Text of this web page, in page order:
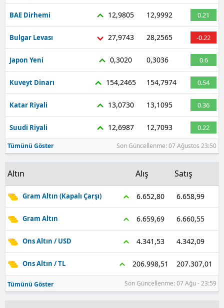
BAE Dirhemi 12,9805 12,9992 0.21
Bulgar Levası 27,9743 28,2565 -0.22
Japon Yeni 0,3020 0,3036 0.6
Kuveyt Dinarı 154,2465 154,7974 0.54
Katar Riyali 13,0730 13,1095 0.36
Suudi Riyali 12,6987 12,7093 0.22
Tümünü Göster Son Güncellenme: 07 Ağustos 23:50
Altın Alış Satış
Gram Altın (Kapalı Çarşı) 6.652,80 6.658,99
Gram Altın 6.659,69 6.660,55
Ons Altın / USD 4.341,53 4.342,09
Ons Altın / TL 206.998,51 207.307,01
Tümünü Göster Son Güncellenme: 07 Ağu - 23:59